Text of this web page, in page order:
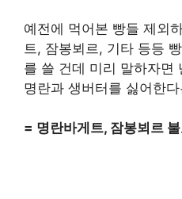
예전에 먹어본 빵들 제외
트, 잠봉뵈르, 기타 등등
를 쓸 건데 미리 말하자면
명란과 생버터를 싫어한
= 명란바게트, 잠봉뵈르